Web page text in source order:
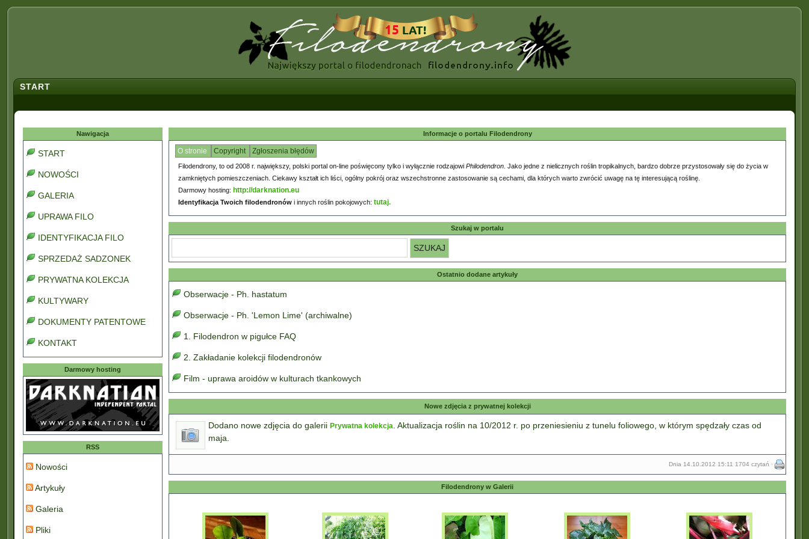
START
Nawigacja
START
NOWOŚCI
GALERIA
UPRAWA FILO
IDENTYFIKACJA FILO
SPRZEDAŻ SADZONEK
PRYWATNA KOLEKCJA
KULTYWARY
DOKUMENTY PATENTOWE
KONTAKT
Darmowy hosting
RSS
Nowości
Artykuły
Galeria
Pliki
Informacje o portalu Filodendrony
O stronie Copyright Zgłoszenia błędów
Filodendrony, to od 2008 r. największy, polski portal on-line poświęcony tylko i wyłącznie rodzajowi Philodendron . Jako jedne z nielicznych roślin tropikalnych, bardzo dobrze przystosowały się do życia w
zamkniętych pomieszczeniach. Ciekawy kształt ich liści, ogólny pokrój oraz wszechstronne zastosowanie są cechami, dla których warto zwrócić uwagę na tę interesującą roślinę.
Darmowy hosting: http://darknation.eu
Identyfikacja Twoich filodendronów i innych roślin pokojowych: tutaj.
Szukaj w portalu
Ostatnio dodane artykuły
Obserwacje - Ph. hastatum
Obserwacje - Ph. 'Lemon Lime' (archiwalne)
1. Filodendron w pigułce FAQ
2. Zakładanie kolekcji filodendronów
Film - uprawa aroidów w kulturach tkankowych
Nowe zdjęcia z prywatnej kolekcji
Dodano nowe zdjęcia do galerii Prywatna kolekcja . Aktualizacja roślin na 10/2012 r. po przeniesieniu z tunelu foliowego, w którym spędzały czas od
maja.
Dnia 14.10.2012 15:11 1704 czytań ·
Filodendrony w Galerii